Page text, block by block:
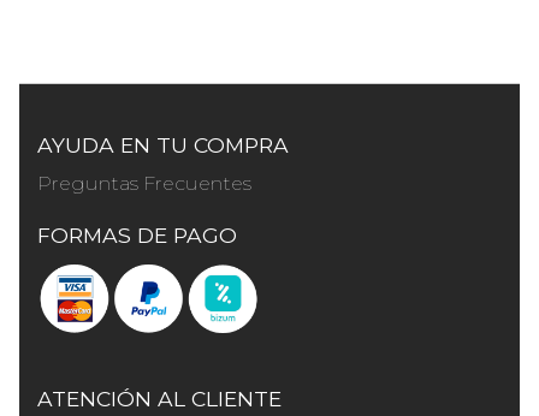
AYUDA EN TU COMPRA
Preguntas Frecuentes
FORMAS DE PAGO
ATENCIÓN AL CLIENTE